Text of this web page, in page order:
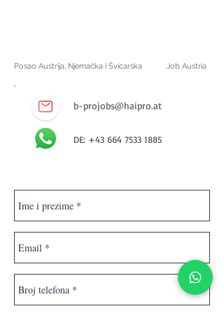
Posao Austrija, Njemačka i Švicarska Job Austria
b-projobs@haipro.at
DE: +43 664 7533 1885